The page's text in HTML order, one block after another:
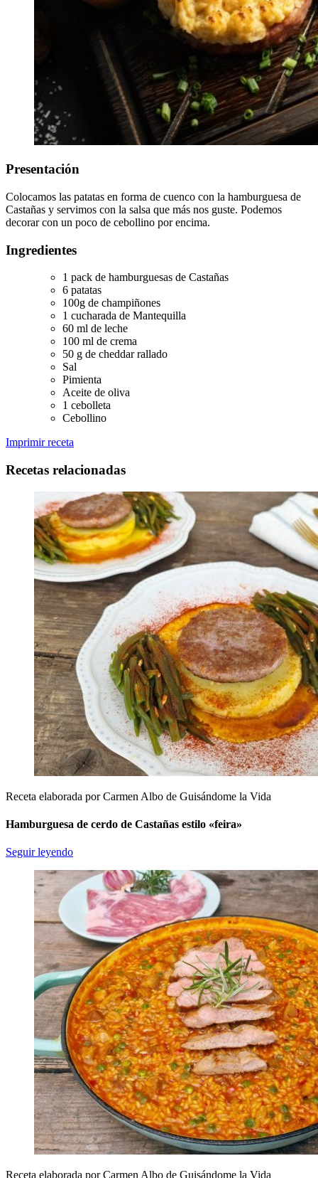
Presentación
Colocamos las patatas en forma de cuenco con la hamburguesa de
Castañas y servimos con la salsa que más nos guste. Podemos
decorar con un poco de cebollino por encima.
Ingredientes
1 pack de hamburguesas de Castañas
6 patatas
100g de champiñones
1 cucharada de Mantequilla
60 ml de leche
100 ml de crema
50 g de cheddar rallado
Sal
Pimienta
Aceite de oliva
1 cebolleta
Cebollino
Imprimir receta
Recetas relacionadas
Receta elaborada por Carmen Albo de Guisándome la Vida
Hamburguesa de cerdo de Castañas estilo «feira»
Seguir leyendo
Receta elaborada por Carmen Albo de Guisándome la Vida